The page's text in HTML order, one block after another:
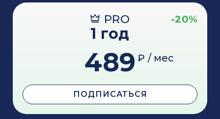
PRO -20%
1 год
489 ₽ / мес
ПОДПИСАТЬСЯ